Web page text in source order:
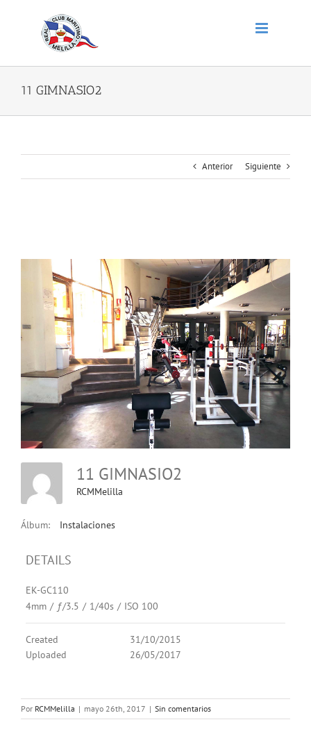
11 GIMNASIO2
Anterior Siguiente
11 GIMNASIO2
RCMMelilla
Álbum: Instalaciones
DETAILS
EK-GC110
4mm / ƒ/3.5 / 1/40s / ISO 100
Created
31/10/2015
Uploaded
26/05/2017
Por RCMMelilla | mayo 26th, 2017 | Sin comentarios